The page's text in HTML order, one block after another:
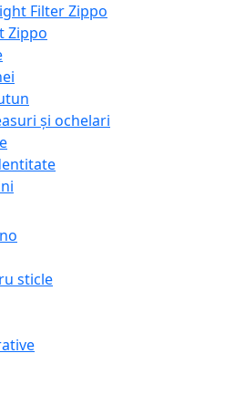
Filter Zippo
Zippo
și ochelari
sticle